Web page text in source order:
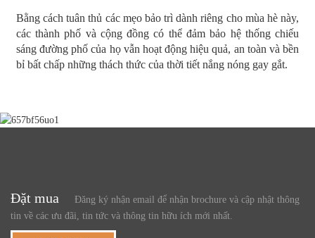
Bằng cách tuân thủ các mẹo bảo trì dành riêng cho mùa hè này,
các thành phố và cộng đồng có thể đảm bảo hệ thống chiếu
sáng đường phố của họ vẫn hoạt động hiệu quả, an toàn và bền
bỉ bất chấp những thách thức của thời tiết nắng nóng gay gắt.
Đặt mua
Đăng ký nhận email để nhận brochure và cập nhật thông
tin về các ưu đãi, tin tức và thông tin hữu ích mới nhất.